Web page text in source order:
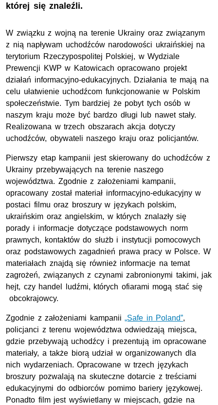
której się znaleźli.
W związku z wojną na terenie Ukrainy oraz związanym
z nią napływam uchodźców narodowości ukraińskiej na
terytorium Rzeczypospolitej Polskiej, w Wydziale
Prewencji KWPw Katowicach opracowano projekt
działań informacyjno-edukacyjnych. Działania te mają na
celu ułatwienie uchodźcom funkcjonowanie w Polskim
społeczeństwie. Tym bardziej że pobyt tych osób w
naszym kraju może być bardzo długi lub nawet stały.
Realizowana w trzech obszarach akcja dotyczy
uchodźców, obywateli naszego kraju oraz policjantów.
Pierwszy etap kampanii jest skierowany do uchodźców z
Ukrainy przebywających na terenie naszego
województwa. Zgodnie z założeniami kampanii,
opracowany został materiał informacyjno-edukacyjny w
postaci filmu oraz broszury w językach polskim,
ukraińskim oraz angielskim, w których znalazły się
porady i informacje dotyczące podstawowych norm
prawnych, kontaktów do służb i instytucji pomocowych
oraz podstawowych zagadnień prawa pracy w Polsce. W
materiałach znajdą się również informacje na temat
zagrożeń, związanych z czynami zabronionymi takimi, jak
hejt, czy handel ludźmi, których ofiarami mogą stać się
obcokrajowcy.
Zgodnie z założeniami kampanii„Safe in Poland”,
policjanci z terenu województwa odwiedzają miejsca,
gdzie przebywają uchodźcy i prezentują im opracowane
materiały, a także biorą udział w organizowanych dla
nich wydarzeniach. Opracowane w trzech językach
broszury pozwalają na skuteczne dotarcie z treściami
edukacyjnymi do odbiorców pomimo bariery językowej.
Ponadto film jest wyświetlany w miejscach, gdzie na